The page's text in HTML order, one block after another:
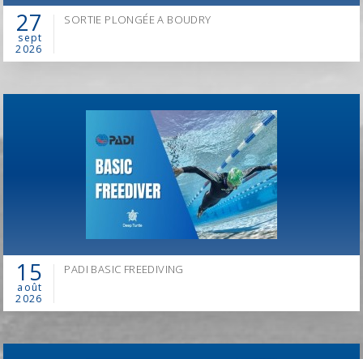
27
sept
2026
SORTIE PLONGÉE A BOUDRY
15
août
2026
PADI BASIC FREEDIVING
EN 2026, CHANGEZ DE MÉTIER,
DEVENEZ INSTRUCTEUR DE PLONGÉE PADI!